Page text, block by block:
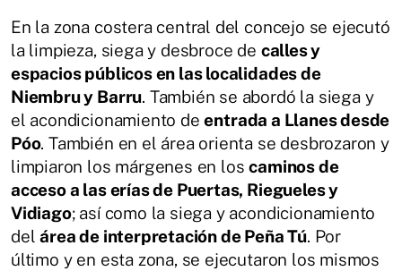
En la zona costera central del concejo se ejecutó
la limpieza, siega y desbroce de calles y
espacios públicos en las localidades de
Niembru y Barru. También se abordó la siega y
el acondicionamiento deentrada a Llanes desde
Póo. También en el área orienta se desbrozaron y
limpiaron los márgenes en loscaminos de
acceso a las erías de Puertas, Riegueles y
Vidiago; así como la siega y acondicionamiento
delárea de interpretación de Peña Tú. Por
último y en esta zona, se ejecutaron los mismos